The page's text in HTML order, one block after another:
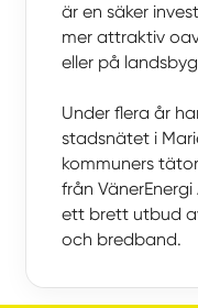
är en säker
mer attraktiv
eller på
Under flera år
stadsnätet i
kommuners
från
ett brett utbud
och bredband.